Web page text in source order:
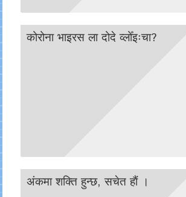
कोरोना भाइरस ला दोदे व्लोँइःचा?
अंकमा शक्ति हुन्छ, सचेत हाैं ।